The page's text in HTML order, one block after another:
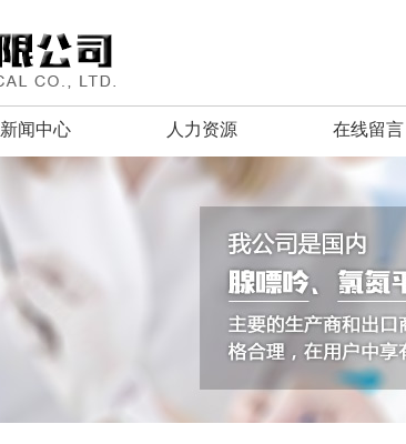
新闻中心 人力资源 在线留言